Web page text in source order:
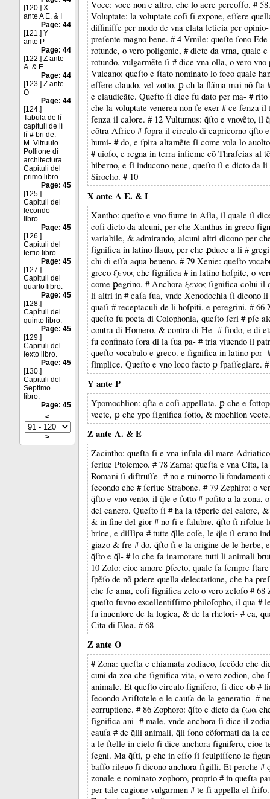
[120.] X
ante A E. & I
Page: 44
[121.] Y
ante P
Page: 44
[122.] Z ante
A. & E
Page: 44
[123.] Z ante
O
Page: 44
[124.]
Tabula de lí
capítulí de lí
lí-# bri de.
M. Vitruuio
Pollione di
architectura.
Capituli del
primo libro.
Page: 45
[125.]
Capituli del
ſecondo
libro.
Page: 45
[126.]
Capituli del
tertio libro.
Page: 45
[127.]
Capituli del
quarto libro.
Page: 45
[128.]
Capítuli del
quinto libro.
Page: 45
[129.]
Capituli del
ſexto libro.
Page: 45
[130.]
Capituli del
Septimo
libro.
Page: 45
<
>
Voce: voce non e altro, che lo aere percoſſo. #
Voluptate: la voluptate coſi ſi expone, eſſere
diffiniſſe per modo de vna elata leticia per
preſente magno bene. # 4 Vrnile: queſte ſono
rotunde, o vero poligonie, # dicte da vrna, quale e
rotundo, vulgarmẽte ſi # dice vna olla, o vero vno
Vulcano: queſto e ſtato nominato lo foco quale
eſſere claudo, vel zotto, ꝑ ch la flãma mai nõ fta
e claudicãte. Quefto ſi dice fu dato per ma- #
che la voluptate venerea non ſe exer # ce ſenza
ſenza il calore. # 12 Vulturnus: q̃ſto e vnovẽto, il
cõtra Africo # ſopra il circulo di capricorno q̃ſto
humi- # do, e ſpira altamẽte ſi come vola lo
# uioſo, e regna in terra inſieme cõ Thraſcias al
hiberno, e ſi inducono neue, queſto ſi e dicto da
Sirocho. # 10
X ante A E. & I
Xantho: queſto e vno fiume in Aſia, il quale ſi
coſi dicto da alcuni, per che Xanthus in greco
variabile, & admirando, alcuni altri dicono per
ſignifica in latino flauo, per che ꝓduce a li #
chi di eſſa aqua beueno. # 79 Xenie: queſto
greco ξενος che ſignifica # in latíno hoſpite, o
come ꝑegrino. # Anchora ξενος ſignifica colui il
li altri in # caſa ſua, vnde Xenodochia ſi dicono
quaſi # receptaculi de li hoſpiti, e peregrini. # 66
queſto fu poeta di Colophonia, queſto ſcri # pſe
contra di Homero, & contra di He- # ſiodo, e di
fu confinato ſora di la ſua pa- # tria viuendo il
queſto vocabulo e greco. e ſignifica in latino por-
ſimplice. Queſto e vno loco facto ꝑ ſpaſſegiare.
Y ante P
Ypomochlion: q̃ſta e coſi appellata, ꝑ che e
vecte, ꝑ che ypo ſignifica ſotto, & mochlion
Z ante A. & E
Zacintho: queſta ſi e vna inſula dil mare
ſcriue Ptolemeo. # 78 Zama: queſta e vna Cita,
Romani ſi diftruſſe- # no e ruinorno li
ſecondo che # ſcriue Strabone. # 79 Zephiro: o
q̃ſto e vno vento, il q̈le e ſotto # poſito a la zona,
del cancro. Queſto ſi # ha la tẽperie del calore,
& in fine del gior # no ſi e ſalubre, q̃ſto ſi riſolue
brine, e diſſipa # tutte q̃lle coſe, le q̈le ſi erano
giazo & fre # do, q̃ſto ſi e la origine de le herbe,
q̃ſto e q̃l- # lo che fa inamorare tutti li animali
10 Zolo: cioe amore ꝑfecto, quale fa ſempre
ſpẽſo de nõ ꝑdere quella delectatione, che ha
che ſe ama, coſi ſignifica zelo o vero zeloſo # 68
queſto fuvno excellentiſſimo philoſopho, il qua #
fu inuentore de la logica, & de la rhetori- # ca,
Cita di Elea. # 68
Z ante O
# Zona: queſta e chiamata zodiaco, ſecõdo che
cuni da zoa che ſignifica vita, o vero zodion, che
animale. Et quefto circulo ſignifero, ſi dice ob #
ſecondo Ariſtotele e le cauſa de la generatio- #
corruptione. # 86 Zophoro: q̃ſto e dicto da ζωα
ſignifica ani- # male, vnde anchora ſi dice il
cauſa # de q̃lli animali, q̈li ſono cõformati da la
a le ftelle in cielo ſi dice anchora ſignifero, cioe
ſegni. Ma q̃ſti, ꝑ che in eſſo ſi ſculpiſſeno le
baſſo rileuo ſi dicono anchora ſigilli. Et perche #
zonale e nominato zophoro, proprio # in queſta
per tale cagione vulgarmen # te ſi appella el